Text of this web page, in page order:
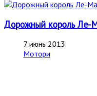
Дорожный король Ле-
7 июнь 2013
Мотори